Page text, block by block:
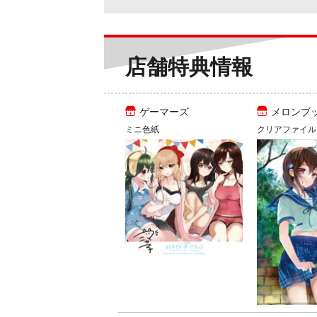
店舗特典情報
ゲーマーズ
ミニ色紙
メロンブ
クリアファイル